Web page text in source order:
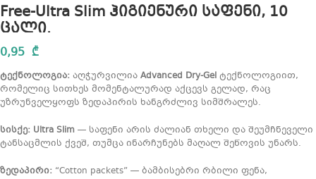
Free-Ultra Slim ჰიგიენური საფენი, 10
ცალი.
0,95 ₾
ტექნოლოგია: აღჭურვილია Advanced Dry-Gel ტექნოლოგიით,
რომელიც სითხეს მომენტალურად აქცევს გელად, რაც
უზრუნველყოფს ზედაპირის ხანგრძლივ სიმშრალეს.
სისქე: Ultra Slim — საფენი არის ძალიან თხელი და შეუმჩნეველი
ტანსაცმლის ქვეშ, თუმცა ინარჩუნებს მაღალ შეწოვის უნარს.
ზედაპირი: “Cotton packets” — ბამბისებრი რბილი ფენა,